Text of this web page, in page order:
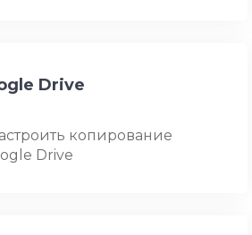
Drive
копирование
Drive